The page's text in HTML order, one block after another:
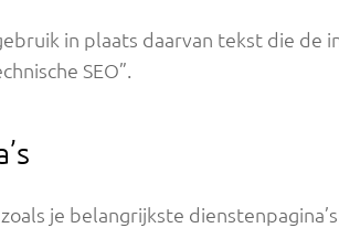
in plaats daarvan tekst die de
SEO”.
je belangrijkste